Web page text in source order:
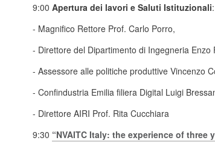
9:00 Apertura dei lavori e Saluti Istituzionali:
- Magnifico Rettore Prof. Carlo Porro,
- Direttore del Dipartimento di Ingegneria
- Assessore alle politiche produttive Vincenzo
- Confindustria Emilia filiera Digital Luigi
- Direttore AIRI Prof. Rita Cucchiara
9:30 “NVAITC Italy: the experience of three